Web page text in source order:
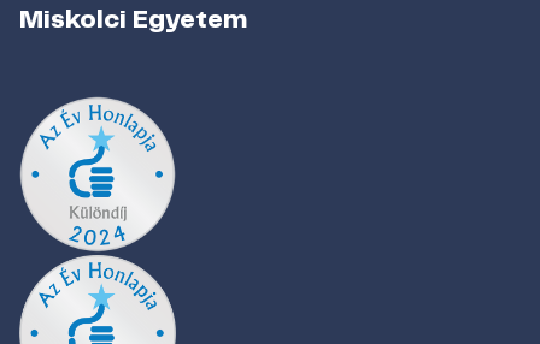
Miskolci Egyetem